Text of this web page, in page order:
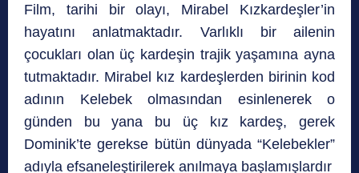
Film, tarihi bir olayı, Mirabel Kızkardeşler’in
hayatını anlatmaktadır. Varlıklı bir ailenin
çocukları olan üç kardeşin trajik yaşamına ayna
tutmaktadır. Mirabel kız kardeşlerden birinin kod
adının Kelebek olmasından esinlenerek o
günden bu yana bu üç kız kardeş, gerek
Dominik’te gerekse bütün dünyada “Kelebekler”
adıyla efsaneleştirilerek anılmaya başlamışlardır